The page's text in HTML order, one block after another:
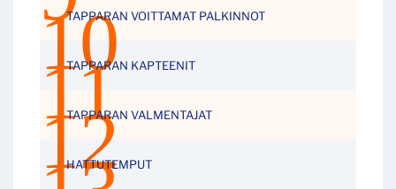
TAPPARAN VOITTAMAT PALKINNOT
TAPPARAN KAPTEENIT
TAPPARAN VALMENTAJAT
HATTUTEMPUT